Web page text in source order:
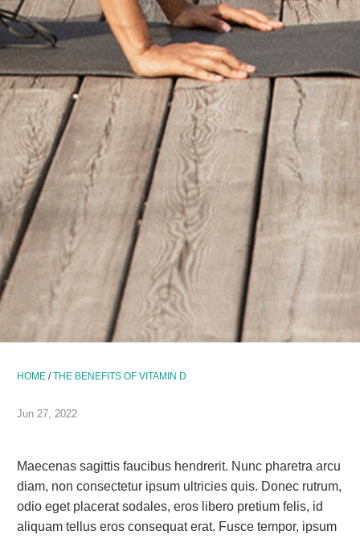
HOME / THE BENEFITS OF VITAMIN D
Jun 27, 2022
Maecenas sagittis faucibus hendrerit. Nunc pharetra arcu
diam, non consectetur ipsum ultricies quis. Donec rutrum,
odio eget placerat sodales, eros libero pretium felis, id
aliquam tellus eros consequat erat. Fusce tempor, ipsum